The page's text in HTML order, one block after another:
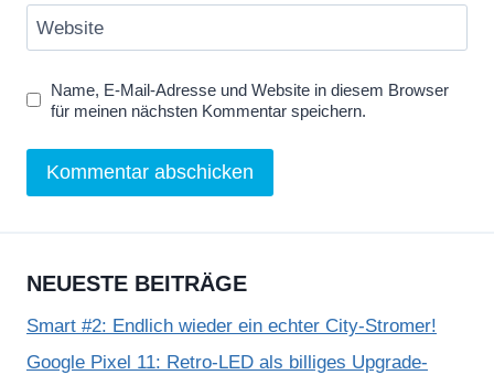
Website
Name, E-Mail-Adresse und Website in diesem Browser
für meinen nächsten Kommentar speichern.
NEUESTE BEITRÄGE
Smart #2: Endlich wieder ein echter City-Stromer!
Google Pixel 11: Retro-LED als billiges Upgrade-